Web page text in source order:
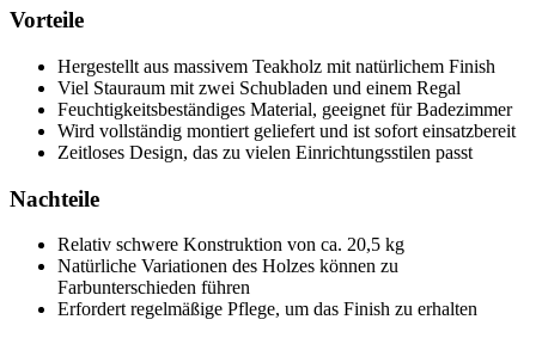
Vorteile
Hergestellt aus massivem Teakholz mit natürlichem Finish
Viel Stauraum mit zwei Schubladen und einem Regal
Feuchtigkeitsbeständiges Material, geeignet für Badezimmer
Wird vollständig montiert geliefert und ist sofort einsatzbereit
Zeitloses Design, das zu vielen Einrichtungsstilen passt
Nachteile
Relativ schwere Konstruktion von ca. 20,5 kg
Natürliche Variationen des Holzes können zu
Farbunterschieden führen
Erfordert regelmäßige Pflege, um das Finish zu erhalten